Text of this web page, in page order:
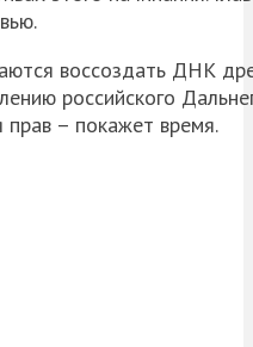
воссоздать ДНК
российского
прав – покажет время.